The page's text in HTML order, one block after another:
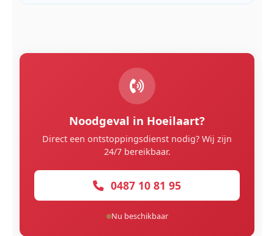
Noodgeval in Hoeilaart?
Direct een ontstoppingsdienst nodig? Wij zijn
24/7 bereikbaar.
0487 10 81 95
Nu beschikbaar